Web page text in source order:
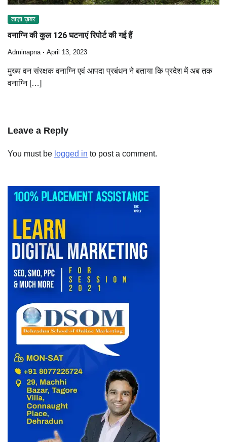
ताज़ा ख़बर
वनाग्नि की कुल 126 घटनाएं रिपोर्ट की गई हैं
Adminapna April 13, 2023
मुख्य वन संरक्षक वनाग्नि एवं आपदा प्रबंधन ने बताया कि प्रदेश में अब तक
वनाग्नि […]
Leave a Reply
You must be logged in to post a comment.